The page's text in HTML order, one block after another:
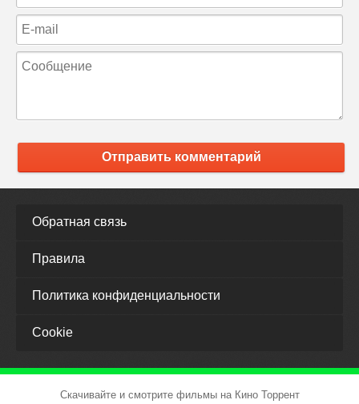
Отправить комментарий
Обратная связь
Правила
Политика конфиденциальности
Cookie
Скачивайте и смотрите фильмы на Кино Торрент